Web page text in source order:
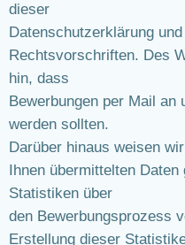
dieser
Datenschutzerklärung
Rechtsvorschriften. Des
hin, dass
Bewerbungen per Mail
werden sollten.
Darüber hinaus weisen
Ihnen übermittelten
Statistiken über
den Bewerbungsprozess
Erstellung dieser